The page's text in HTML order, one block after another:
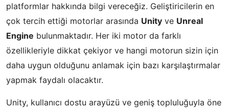
platformlar hakkında bilgi vereceğiz. Geliştiricilerin en
çok tercih ettiği motorlar arasında Unity ve Unreal
Engine bulunmaktadır. Her iki motor da farklı
özellikleriyle dikkat çekiyor ve hangi motorun sizin için
daha uygun olduğunu anlamak için bazı karşılaştırmalar
yapmak faydalı olacaktır.
Unity, kullanıcı dostu arayüzü ve geniş topluluğuyla öne